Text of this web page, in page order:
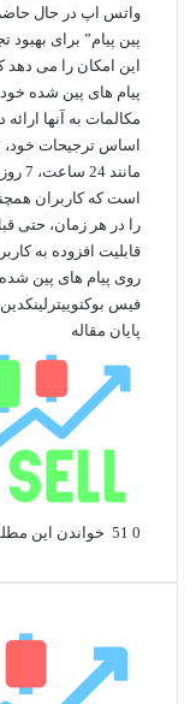
واتس اپ در حال
پین پیام” برای بهبود
این امکان را می
پیام های پین شده
مکالمات به آنها
اساس ترجیحات خود،
است که کاربران
را در هر زمان، حتی
قابلیت افزوده به
روی پیام های پین
فیس بوکتوییتر لینکدین
پایان مقاله
0
خواندن این مطلب 1 دقیقه زمان